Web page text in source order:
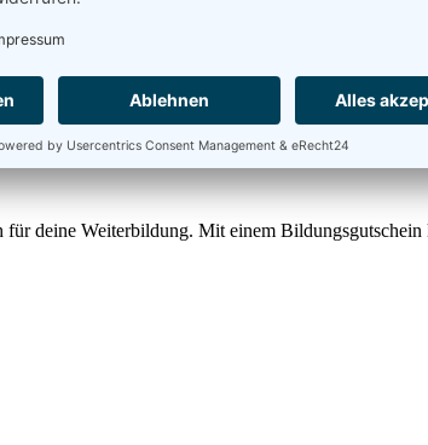
Ziel ist, dich optimal zu fördern und deine
deine Weiterbildung. Mit einem